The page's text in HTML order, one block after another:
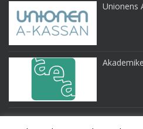
Unionens